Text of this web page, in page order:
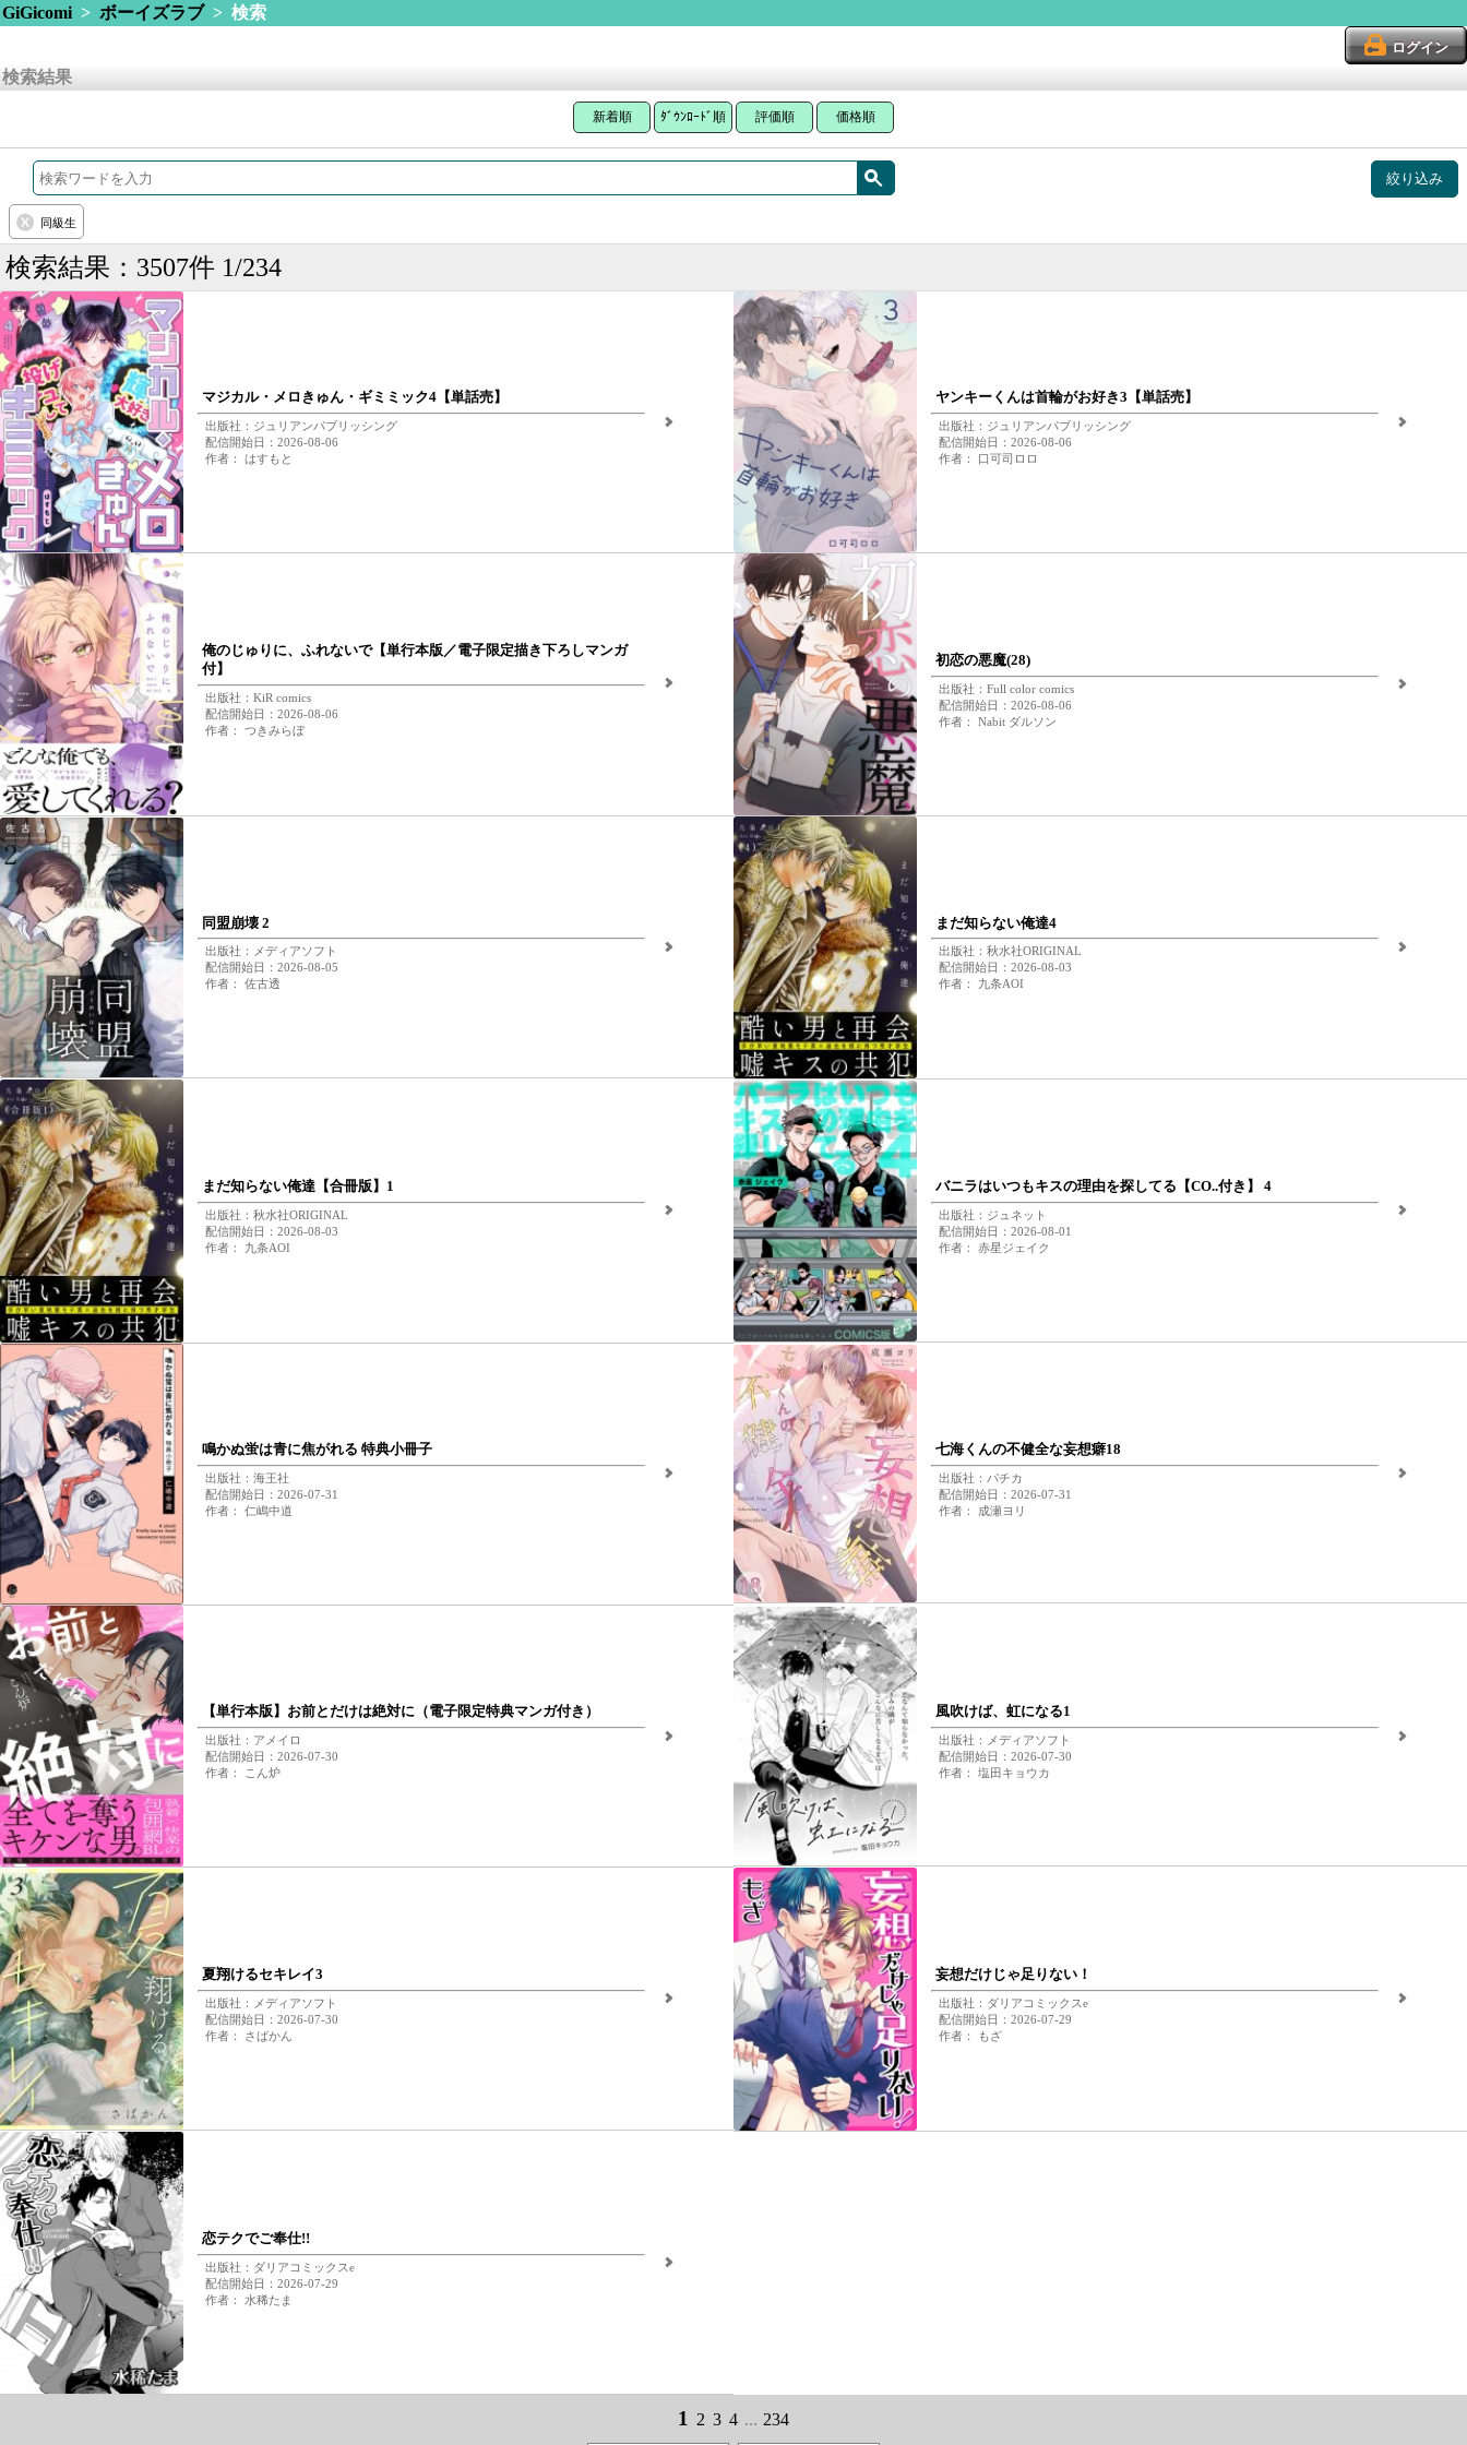
GiGicomi> ボーイズラブ> 検索
ログイン
検索結果
新着順 ﾀﾞｳﾝﾛｰﾄﾞ順 評価順 価格順
絞り込み
同級生
検索結果：3507件 1/234
マジカル・メロきゅん・ギミミック4【単話売】
出版社：ジュリアンパブリッシング
配信開始日：2026-08-06
作者： はすもと
ヤンキーくんは首輪がお好き3【単話売】
出版社：ジュリアンパブリッシング
配信開始日：2026-08-06
作者： 口可司ロロ
俺のじゅりに、ふれないで【単行本版／電子限定描き下ろしマンガ
付】
出版社：KiR comics
配信開始日：2026-08-06
作者： つきみらぼ
初恋の悪魔(28)
出版社：Full color comics
配信開始日：2026-08-06
作者： Nabit ダルソン
同盟崩壊 2
出版社：メディアソフト
配信開始日：2026-08-05
作者： 佐古透
まだ知らない俺達4
出版社：秋水社ORIGINAL
配信開始日：2026-08-03
作者： 九条AOI
まだ知らない俺達【合冊版】1
出版社：秋水社ORIGINAL
配信開始日：2026-08-03
作者： 九条AOI
バニラはいつもキスの理由を探してる【CO..付き】 4
出版社：ジュネット
配信開始日：2026-08-01
作者： 赤星ジェイク
鳴かぬ蛍は青に焦がれる 特典小冊子
出版社：海王社
配信開始日：2026-07-31
作者： 仁嶋中道
七海くんの不健全な妄想癖18
出版社：パチカ
配信開始日：2026-07-31
作者： 成瀬ヨリ
【単行本版】お前とだけは絶対に（電子限定特典マンガ付き）
出版社：アメイロ
配信開始日：2026-07-30
作者： こん炉
風吹けば、虹になる1
出版社：メディアソフト
配信開始日：2026-07-30
作者： 塩田キョウカ
夏翔けるセキレイ3
出版社：メディアソフト
配信開始日：2026-07-30
作者： さばかん
妄想だけじゃ足りない！
出版社：ダリアコミックスe
配信開始日：2026-07-29
作者： もざ
恋テクでご奉仕!!
出版社：ダリアコミックスe
配信開始日：2026-07-29
作者： 水稀たま
1 2 3 4 ... 234